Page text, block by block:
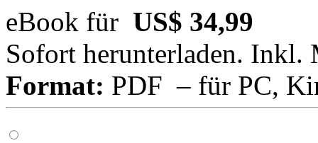
eBook für US$ 34,99
Sofort herunterladen. Inkl.
Format: PDF – für PC,